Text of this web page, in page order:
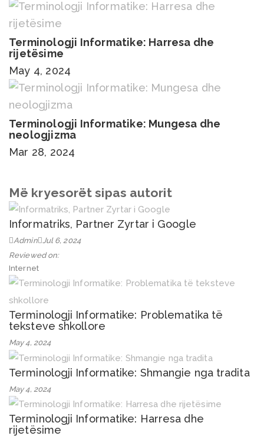
Terminologji Informatike: Harresa dhe
rijetësime
May 4, 2024
Terminologji Informatike: Mungesa dhe
neologjizma
Mar 28, 2024
Më kryesorët sipas autorit
Informatriks, Partner Zyrtar i Google
Admin Jul 6, 2024
Reviewed on:
Internet
Terminologji Informatike: Problematika të
teksteve shkollore
May 4, 2024
Terminologji Informatike: Shmangie nga tradita
May 4, 2024
Terminologji Informatike: Harresa dhe
rijetësime